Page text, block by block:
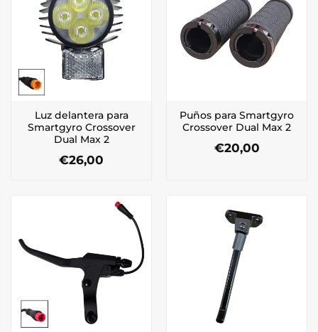
Luz delantera para
Smartgyro Crossover
Dual Max 2
€26,00
Puños para Smartgyro
Crossover Dual Max 2
€20,00